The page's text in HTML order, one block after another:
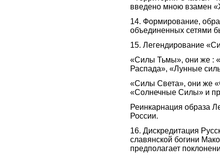
введено мною взамен
14. Формирование,
объединенных сетями
15. Легендирование
«Силы Тьмы», они же :
Распада», «Лунные
«Силы Света», они же
«Солнечные Силы» и
Реинкарнация образа
России.
16. Дискредитация
славянской богини
предполагает